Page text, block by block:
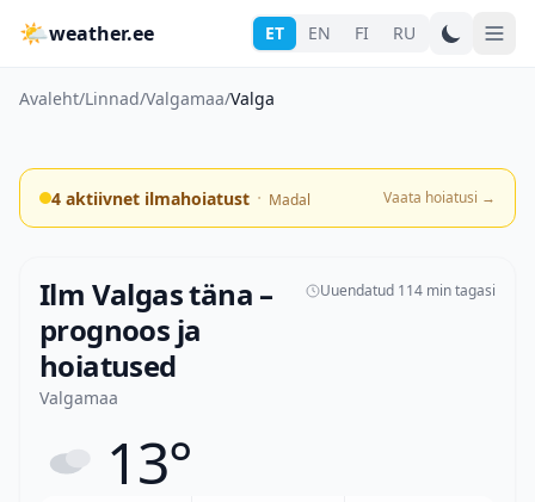
🌤weather.ee ET EN FI RU
Avaleht/Linnad/Valgamaa/Valga
4 aktiivnet ilmahoiatust · Madal Vaata hoiatusi →
Ilm Valgas täna –
prognoos ja
hoiatused
Valgamaa
Uuendatud 114 min tagasi
13°